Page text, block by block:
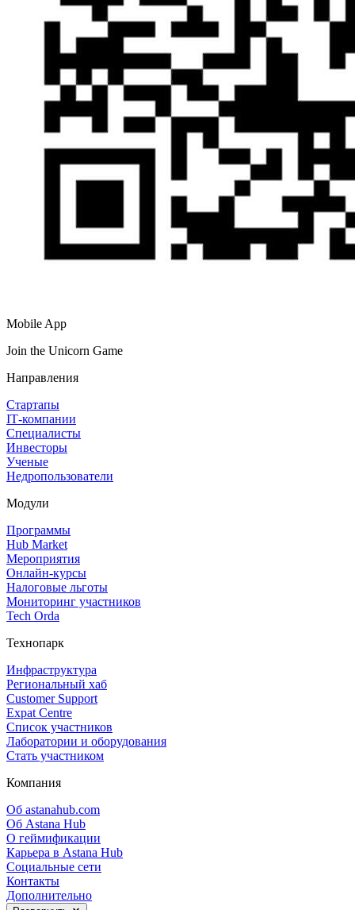
Mobile App
Join the Unicorn Game
Направления
Стартапы
IT‑компании
Специалисты
Инвесторы
Ученые
Недропользователи
Модули
Программы
Hub Market
Мероприятия
Онлайн‑курсы
Налоговые льготы
Мониторинг участников
Tech Orda
Технопарк
Инфраструктура
Региональный хаб
Customer Support
Expat Centre
Список участников
Лаборатории и оборудования
Стать участником
Компания
Об astanahub.com
Об Astana Hub
О геймификации
Карьера в Astana Hub
Социальные сети
Контакты
Дополнительно